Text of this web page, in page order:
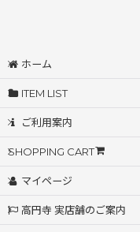
ホーム
ITEM LIST
ご利用案内
SHOPPING CART
マイページ
高円寺 実店舗のご案内